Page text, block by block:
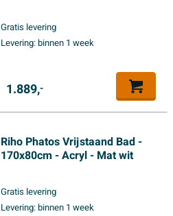
Gratis levering
Levering:binnen 1 week
1.889,-
Riho Phatos Vrijstaand Bad -
170x80cm - Acryl - Mat wit
Gratis levering
Levering:binnen 1 week